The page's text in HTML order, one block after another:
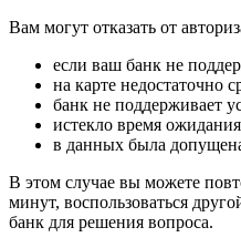
Вам могут отказать от
если ваш банк не
на карте недостаточно
банк не поддерживает
истекло время
в данных была
В этом случае вы можете
минут, воспользоваться
банк для решения вопроса.